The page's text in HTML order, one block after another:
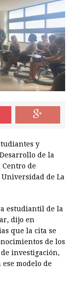
y
de la
de
de La
estudiantil de la
dijo en
que la cita se
de los
investigación,
modelo de